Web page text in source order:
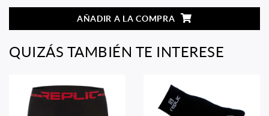
AÑADIR A LA COMPRA
QUIZÁS TAMBIÉN TE INTERESE